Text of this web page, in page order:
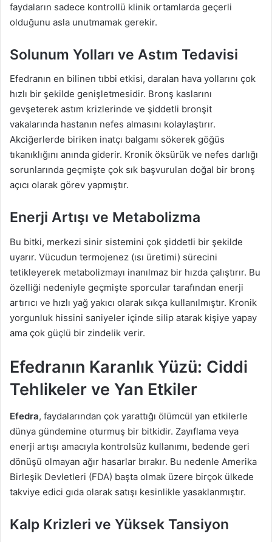
faydaların sadece kontrollü klinik ortamlarda geçerli
olduğunu asla unutmamak gerekir.
Solunum Yolları ve Astım Tedavisi
Efedranın en bilinen tıbbi etkisi, daralan hava yollarını çok
hızlı bir şekilde genişletmesidir. Bronş kaslarını
gevşeterek astım krizlerinde ve şiddetli bronşit
vakalarında hastanın nefes almasını kolaylaştırır.
Akciğerlerde biriken inatçı balgamı sökerek göğüs
tıkanıklığını anında giderir. Kronik öksürük ve nefes darlığı
sorunlarında geçmişte çok sık başvurulan doğal bir bronş
açıcı olarak görev yapmıştır.
Enerji Artışı ve Metabolizma
Bu bitki, merkezi sinir sistemini çok şiddetli bir şekilde
uyarır. Vücudun termojenez (ısı üretimi) sürecini
tetikleyerek metabolizmayı inanılmaz bir hızda çalıştırır. Bu
özelliği nedeniyle geçmişte sporcular tarafından enerji
artırıcı ve hızlı yağ yakıcı olarak sıkça kullanılmıştır. Kronik
yorgunluk hissini saniyeler içinde silip atarak kişiye yapay
ama çok güçlü bir zindelik verir.
Efedranın Karanlık Yüzü: Ciddi
Tehlikeler ve Yan Etkiler
Efedra, faydalarından çok yarattığı ölümcül yan etkilerle
dünya gündemine oturmuş bir bitkidir. Zayıflama veya
enerji artışı amacıyla kontrolsüz kullanımı, bedende geri
dönüşü olmayan ağır hasarlar bırakır. Bu nedenle Amerika
Birleşik Devletleri (FDA) başta olmak üzere birçok ülkede
takviye edici gıda olarak satışı kesinlikle yasaklanmıştır.
Kalp Krizleri ve Yüksek Tansiyon